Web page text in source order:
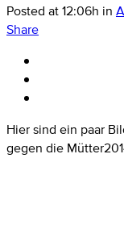
Posted at 12:06h in
Share
Hier sind ein paar
gegen die